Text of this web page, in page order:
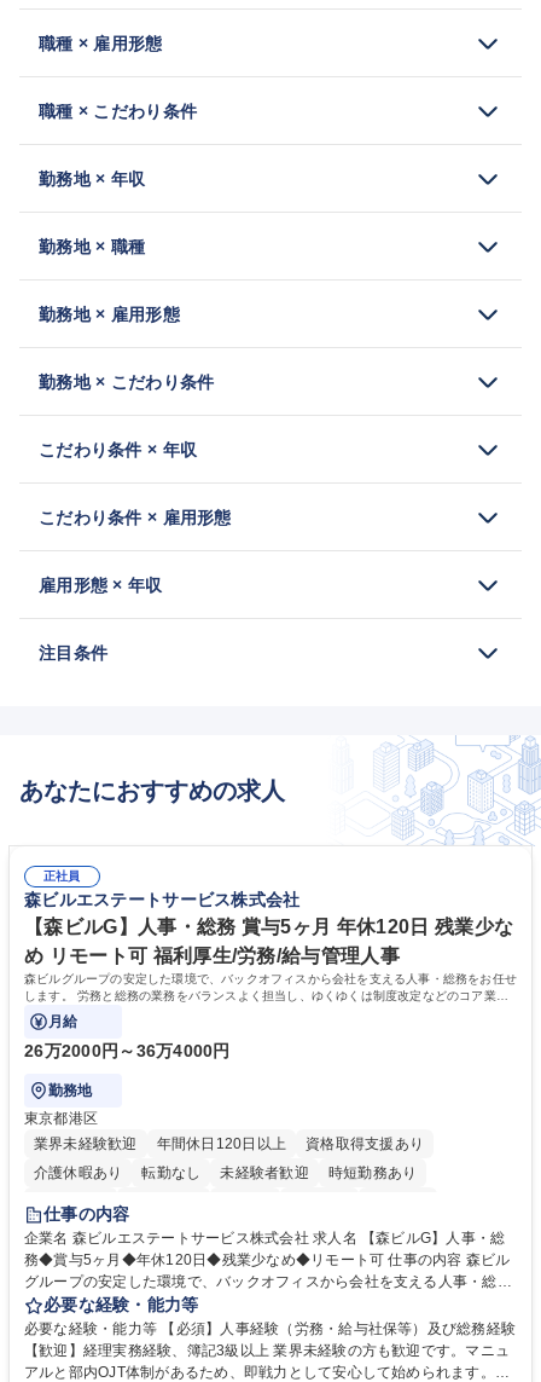
職種 × 雇用形態
職種 × こだわり条件
勤務地 × 年収
勤務地 × 職種
勤務地 × 雇用形態
勤務地 × こだわり条件
こだわり条件 × 年収
こだわり条件 × 雇用形態
雇用形態 × 年収
注目条件
あなたにおすすめの求人
正社員
森ビルエステートサービス株式会社
【森ビルG】人事・総務 賞与5ヶ月 年休120日 残業少な
め リモート可 福利厚生/労務/給与管理人事
森ビルグループの安定した環境で、バックオフィスから会社を支える人事・総務をお任せ
します。 労務と総務の業務をバランスよく担当し、ゆくゆくは制度改定などのコア業務
にも挑戦できる、やりがいある環境です。
月給
26万2000円～36万4000円
勤務地
東京都港区
業界未経験歓迎
年間休日120日以上
資格取得支援あり
介護休暇あり
転勤なし 未経験者歓迎
時短勤務あり
経験者歓迎
完全週休2日制
交通費支給 長期歓迎 駅近5分以内 土日祝休み
仕事の内容
企業名 森ビルエステートサービス株式会社 求人名 【森ビルG】人事・総
務◆賞与5ヶ月◆年休120日◆残業少なめ◆リモート可 仕事の内容 森ビル
グループの安定した環境で、バックオフィスから会社を支える人事・総務
をお任せします。 労務と総務の業務をバランスよく担当し、ゆくゆくは制
度改定などのコア業務にも挑戦できる、やりがいある環境です。 ■勤怠管
理、給与計算、社会保険手続き、年末調整等の労務管理全般 ■入退社手続
き、社内規定の改定や人事制度改定などのコア業務 ■社内イベントの企画
必要な経験・能力等
必要な経験・能力等 【必須】人事経験（労務・給与社保等）及び総務経験
【歓迎】経理実務経験、簿記3級以上 業界未経験の方も歓迎です。マニュ
アルと部内OJT体制があるため、即戦力として安心して始められます。